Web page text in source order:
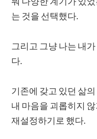
는 것을 선택했다.
그리고 그냥 나는 내
다.
기존에 갖고 있던 삶
내 마음을 괴롭히지
재설정하기로 했다.